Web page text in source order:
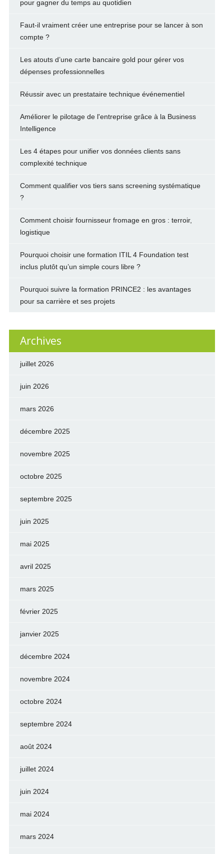
pour gagner du temps au quotidien
Faut-il vraiment créer une entreprise pour se lancer à son
compte ?
Les atouts d’une carte bancaire gold pour gérer vos
dépenses professionnelles
Réussir avec un prestataire technique événementiel
Améliorer le pilotage de l'entreprise grâce à la Business
Intelligence
Les 4 étapes pour unifier vos données clients sans
complexité technique
Comment qualifier vos tiers sans screening systématique
?
Comment choisir fournisseur fromage en gros : terroir,
logistique
Pourquoi choisir une formation ITIL 4 Foundation test
inclus plutôt qu’un simple cours libre ?
Pourquoi suivre la formation PRINCE2 : les avantages
pour sa carrière et ses projets
Archives
juillet 2026
juin 2026
mars 2026
décembre 2025
novembre 2025
octobre 2025
septembre 2025
juin 2025
mai 2025
avril 2025
mars 2025
février 2025
janvier 2025
décembre 2024
novembre 2024
octobre 2024
septembre 2024
août 2024
juillet 2024
juin 2024
mai 2024
mars 2024